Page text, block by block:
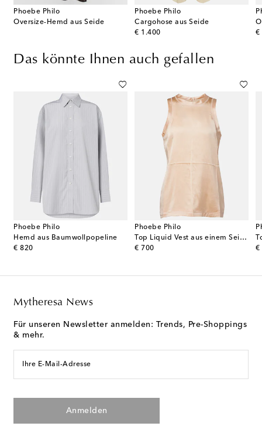
Phoebe Philo
Oversize-Hemd aus Seide
Phoebe Philo
Cargohose aus Seide
€ 1.400
original price
€
Das könnte Ihnen auch gefallen
Phoebe Philo
Hemd aus Baumwollpopeline
€ 820
original price
Phoebe Philo
Top Liquid Vest aus einem Seidengemisch mit Satin
€ 700
original price
€
Mytheresa News
Für unseren Newsletter anmelden: Trends, Pre-Shoppings
& mehr.
Ihre E-Mail-Adresse
Anmelden